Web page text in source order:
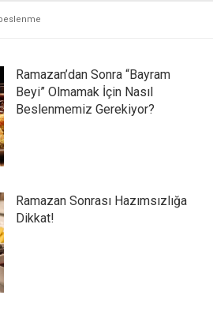
Ramazan’dan Sonra “Bayram
Beyi” Olmamak İçin Nasıl
Beslenmemiz Gerekiyor?
Ramazan Sonrası Hazımsızlığa
Dikkat!